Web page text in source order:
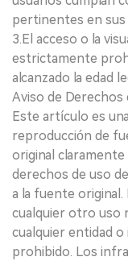
pertinentes en sus
3.El acceso o la
estrictamente
alcanzado la edad
Aviso de
Este artículo es
reproducción de
original
derechos de uso
a la fuente
cualquier otro uso
cualquier entidad
prohibido. Los